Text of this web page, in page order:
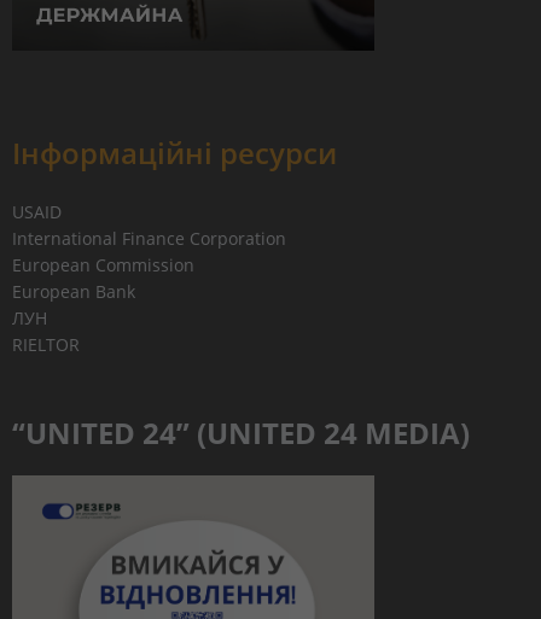
Інформаційні ресурси
USAID
International Finance Corporation
European Commission
European Bank
ЛУН
RIELTOR
“UNITED 24” (UNITED 24 MEDIA)